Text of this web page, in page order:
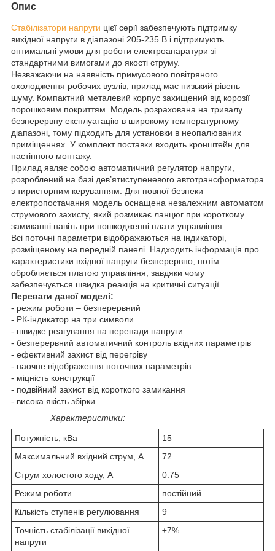
Опис
Стабілізатори напруги цієї серії забезпечують підтримку
вихідної напруги в діапазоні 205-235 В і підтримують
оптимальні умови для роботи електроапаратури зі
стандартними вимогами до якості струму.
Незважаючи на наявність примусового повітряного
охолодження робочих вузлів, прилад має низький рівень
шуму. Компактний металевий корпус захищений від корозії
порошковим покриттям. Модель розрахована на тривалу
безперервну експлуатацію в широкому температурному
діапазоні, тому підходить для установки в неопалюваних
приміщеннях. У комплект поставки входить кронштейн для
настінного монтажу.
Прилад являє собою автоматичний регулятор напруги,
розроблений на базі дев’ятиступеневого автотрансформатора
з тиристорним керуванням. Для повної безпеки
електропостачання модель оснащена незалежним автоматом
струмового захисту, який розмикає ланцюг при короткому
замиканні навіть при пошкодженні плати управління.
Всі поточні параметри відображаються на індикаторі,
розміщеному на передній панелі. Надходить інформація про
характеристики вхідної напруги безперервно, потім
обробляється платою управління, завдяки чому
забезпечується швидка реакція на критичні ситуації.
Переваги даної моделі:
- режим роботи – безперервний
- РК-індикатор на три символи
- швидке реагування на перепади напруги
- безперервний автоматичний контроль вхідних параметрів
- ефективний захист від перегріву
- наочне відображення поточних параметрів
- міцність конструкції
- подвійний захист від короткого замикання
- висока якість збірки.
Характеристики:
Потужність, кВа
15
Максимальний вхідний струм, А
72
Струм холостого ходу, А
0.75
Режим роботи
постійний
Кількість ступенів регулювання
9
Точність стабілізації вихідної
напруги
±7%